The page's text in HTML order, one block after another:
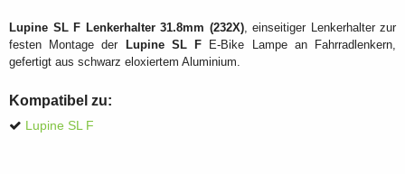
Lupine SL F Lenkerhalter 31.8mm (232X), einseitiger Lenkerhalter zur
festen Montage der Lupine SL F E-Bike Lampe an Fahrradlenkern,
gefertigt aus schwarz eloxiertem Aluminium.
Kompatibel zu:
Lupine SL F